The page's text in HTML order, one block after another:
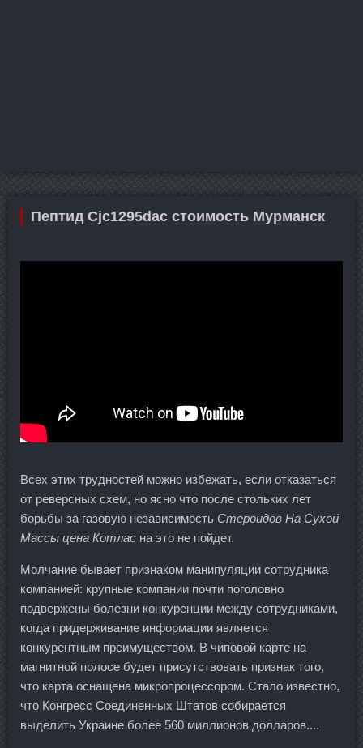
Пептид Cjc1295dac стоимость Мурманск
Всех этих трудностей можно избежать, если отказаться
от реверсных схем, но ясно что после стольких лет
борьбы за газовую независимость Стероидов На Сухой
Массы цена Котлас на это не пойдет.
Молчание бывает признаком манипуляции сотрудника
компанией: крупные компании почти поголовно
подвержены болезни конкуренции между сотрудниками,
когда придерживание информации является
конкурентным преимуществом. В чиповой карте на
магнитной полосе будет присутствовать признак того,
что карта оснащена микропроцессором. Стало известно,
что Конгресс Соединенных Штатов собирается
выделить Украине более 560 миллионов долларов....